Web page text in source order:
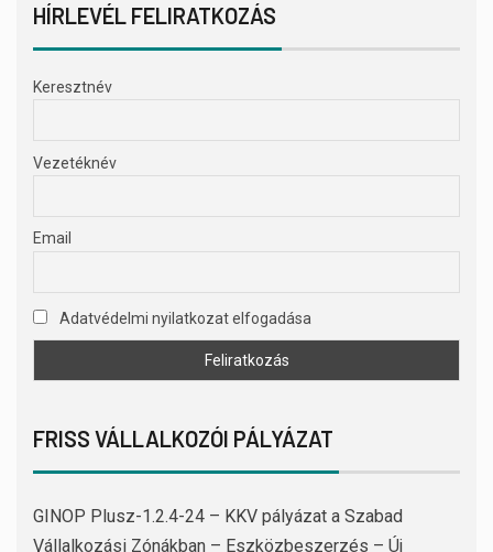
HÍRLEVÉL FELIRATKOZÁS
Keresztnév
Vezetéknév
Email
Adatvédelmi nyilatkozat elfogadása
FRISS VÁLLALKOZÓI PÁLYÁZAT
GINOP Plusz-1.2.4-24 – KKV pályázat a Szabad
Vállalkozási Zónákban – Eszközbeszerzés – Új